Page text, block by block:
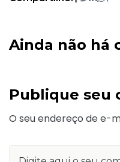
Ainda não há
Publique seu
O seu endereço de e-